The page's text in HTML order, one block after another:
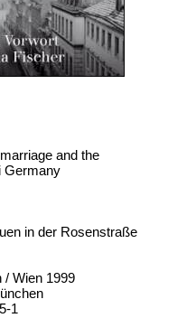
and the
Germany
in der Rosenstraße
/ Wien 1999
1